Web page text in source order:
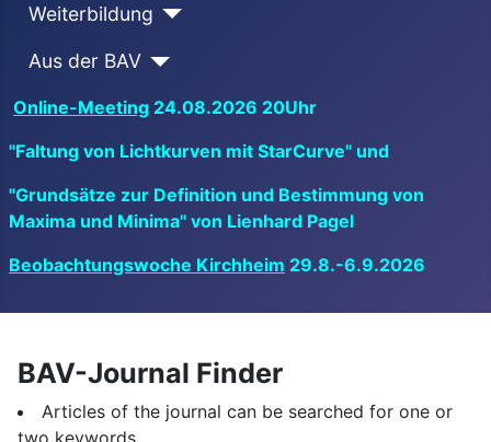
Weiterbildung
Aus der BAV
Online-Meeting 24.08.2026 20Uhr
"Faltung von Lichtkurven mit StarCurve" und
"Grundsätze zur Definition und Bestimmung von
Maxima und Minima" von Lienhard Pagel
Beobachtungswoche Kirchheim 29.8.-6.9.2026
BAV-Journal Finder
Articles of the journal can be searched for one or
two keywords.